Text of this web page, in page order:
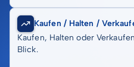
Kaufen / Halten /
Kaufen, Halten oder
Blick.